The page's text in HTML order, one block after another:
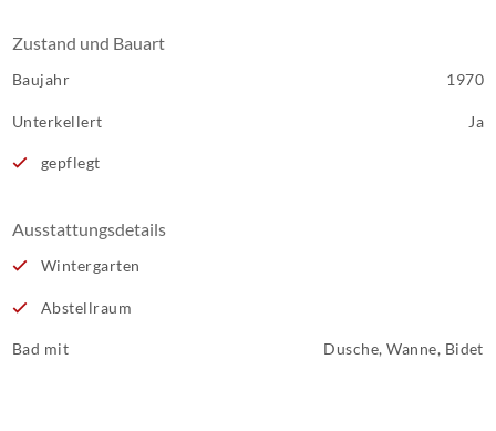
Zustand und Bauart
Baujahr 1970
Unterkellert Ja
gepflegt
Ausstattungsdetails
Wintergarten
Abstellraum
Bad mit Dusche, Wanne, Bidet